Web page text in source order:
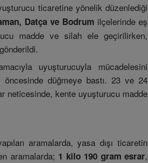
ticaretine yönelik düzenlediği
Datça ve Bodrum ilçelerinde eş
madde ve silah ele geçirilirken,
uyuşturucuyla mücadelesini
öncesinde düğmeye bastı. 23 ve 24
neticesinde, kente uyuşturucu madde
aramalarda, yasa dışı ticaretin
aramalarda; 1 kilo 190 gram esrar,